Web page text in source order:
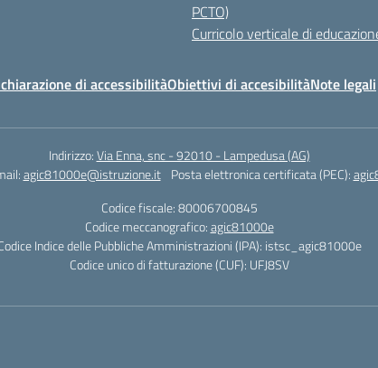
PCTO)
Curricolo verticale di
di accessibilitàObiettivi di accesibilitàNote legali
Indirizzo:Via Enna, snc - 92010 - Lampedusa (AG)
agic81000e@istruzione.it Posta elettronica certificata (PEC):
Codice fiscale: 80006700845
Codice meccanografico:agic81000e
Indice delle Pubbliche Amministrazioni (IPA): istsc_agic81000e
Codice unico di fatturazione (CUF): UFJ8SV